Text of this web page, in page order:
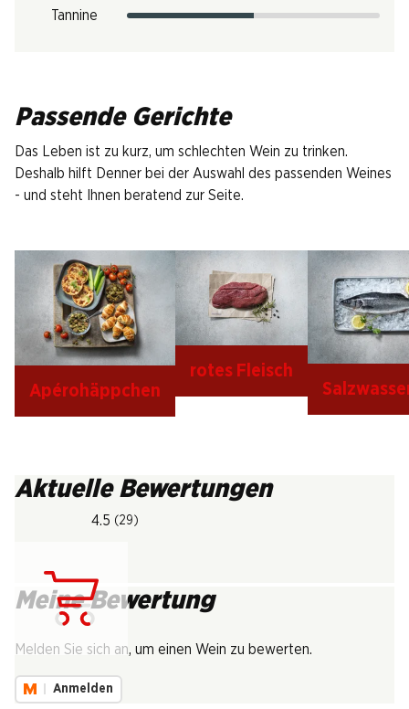
Tannine
Passende Gerichte
Das Leben ist zu kurz, um schlechten Wein zu trinken.
Deshalb hilft Denner bei der Auswahl des passenden Weines
- und steht Ihnen beratend zur Seite.
Apérohäppchen
rotes Fleisch
Aktuelle Bewertungen
4.5 (29)
Meine Bewertung
Melden Sie sich an, um einen Wein zu bewerten.
Anmelden